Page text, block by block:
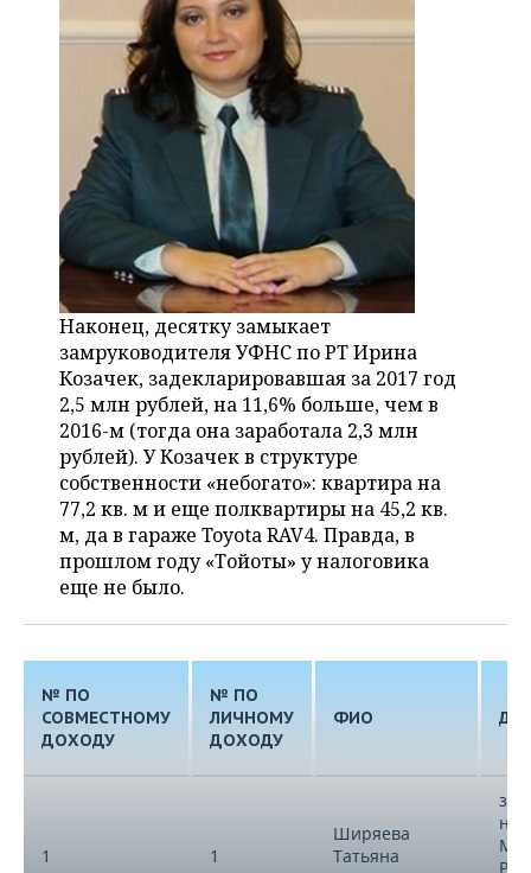
Наконец, десятку замыкает
замруководителя УФНС по РТ Ирина
Козачек, задекларировавшая за 2017 год
2,5 млн рублей, на 11,6% больше, чем в
2016-м (тогда она заработала 2,3 млн
рублей). У Козачек в структуре
собственности «небогато»: квартира на
77,2 кв. м и еще полквартиры на 45,2 кв.
м, да в гараже Toyota RAV4. Правда, в
прошлом году «Тойоты» у налоговика
еще не было.
№ ПО
СОВМЕСТНОМУ
ДОХОДУ
№ ПО
ЛИЧНОМУ
ДОХОДУ
ФИО
1 1
Ширяева
Татьяна